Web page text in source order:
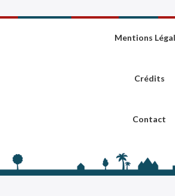
Mentions
Crédits
Contact